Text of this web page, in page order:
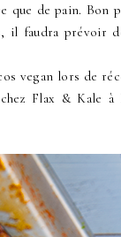
que de pain. Bon
il faudra prévoir
vegan lors de
Flax & Kale